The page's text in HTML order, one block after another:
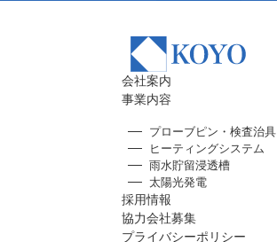
会社案内
事業内容
プローブピン・検査治具
ヒーティングシステム
雨水貯留浸透槽
太陽光発電
採用情報
協力会社募集
プライバシーポリシー